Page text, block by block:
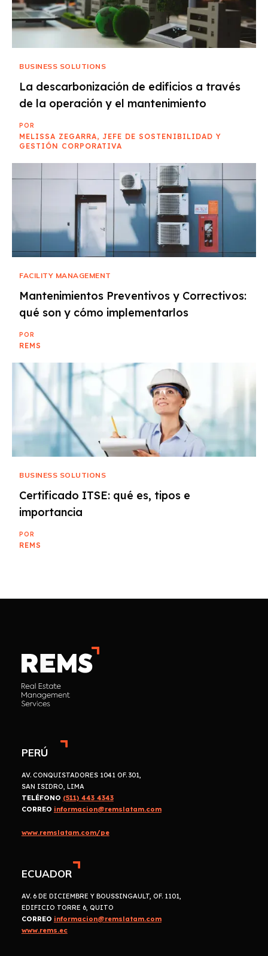
BUSINESS SOLUTIONS
La descarbonización de edificios a través
de la operación y el mantenimiento
POR
MELISSA ZEGARRA, JEFE DE SOSTENIBILIDAD Y
GESTIÓN CORPORATIVA
FACILITY MANAGEMENT
Mantenimientos Preventivos y Correctivos:
qué son y cómo implementarlos
POR
REMS
BUSINESS SOLUTIONS
Certificado ITSE: qué es, tipos e
importancia
POR
REMS
PERÚ
AV. CONQUISTADORES 1041 OF. 301,
SAN ISIDRO, LIMA
TELÉFONO (511) 443 4343
CORREO informacion@remslatam.com
www.remslatam.com/pe
ECUADOR
AV. 6 DE DICIEMBRE Y BOUSSINGAULT, OF. 1101,
EDIFICIO TORRE 6, QUITO
CORREO informacion@remslatam.com
www.rems.ec